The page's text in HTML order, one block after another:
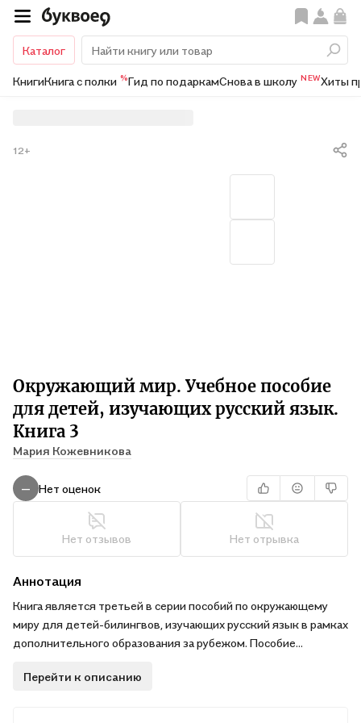
Каталог
КнигиКнига с полки %Гид по подаркамСнова в школу NEWХиты
Окружающий мир. Учебное пособие
для детей, изучающих русский язык.
Книга 3
Мария Кожевникова
12+
— Нет оценок
Нет отзывов Нет отрывка
Аннотация
Книга является третьей в серии пособий по окружающему
миру для детей-билингвов, изучающих русский язык в рамках
дополнительного образования за рубежом. Пособие
развитие не только интеллектуальной, но и эмоциональной
Перейти к описанию